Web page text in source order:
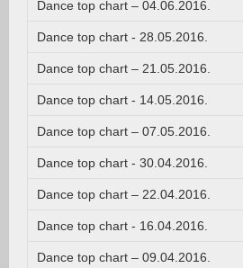
Dance top chart – 04.06.2016.
Dance top chart - 28.05.2016.
Dance top chart – 21.05.2016.
Dance top chart - 14.05.2016.
Dance top chart – 07.05.2016.
Dance top chart - 30.04.2016.
Dance top chart – 22.04.2016.
Dance top chart - 16.04.2016.
Dance top chart – 09.04.2016.